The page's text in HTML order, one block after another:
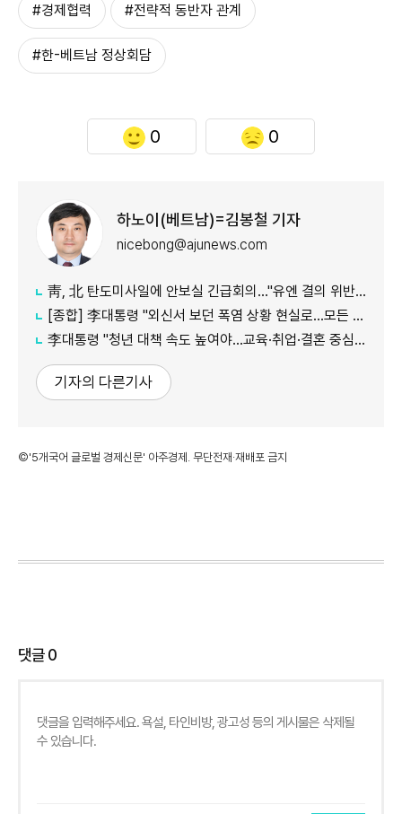
#경제협력 #전략적 동반자 관계
#한-베트남 정상회담
0 0
하노이(베트남)=김봉철 기자
nicebong@ajunews.com
靑, 北 탄도미사일에 안보실 긴급회의…"유엔 결의 위반, 즉각 중단 촉구"
[종합] 李대통령 "외신서 보던 폭염 상황 현실로…모든 행정력 총동원하라"
李대통령 "청년 대책 속도 높여야…교육·취업·결혼 중심 정책 재편"
기자의 다른기사
©'5개국어 글로벌 경제신문' 아주경제. 무단전재·재배포 금지
댓글0